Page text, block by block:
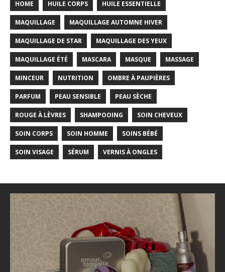
HOME HUILE CORPS HUILE ESSENTIELLE
MAQUILLAGE MAQUILLAGE AUTOMNE HIVER
MAQUILLAGE DE STAR MAQUILLAGE DES YEUX
MAQUILLAGE ÉTÉ MASCARA MASQUE MASSAGE
MINCEUR NUTRITION OMBRE À PAUPIÈRES
PARFUM PEAU SENSIBLE PEAU SÈCHE
ROUGE À LÈVRES SHAMPOOING SOIN CHEVEUX
SOIN CORPS SOIN HOMME SOINS BÉBÉ
SOIN VISAGE SÉRUM VERNIS À ONGLES